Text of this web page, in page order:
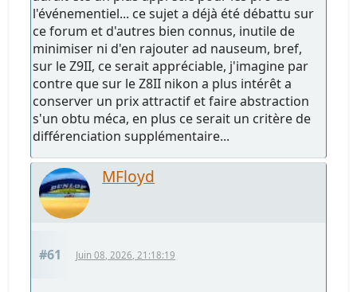
l'événementiel... ce sujet a déjà été débattu sur
ce forum et d'autres bien connus, inutile de
minimiser ni d'en rajouter ad nauseum, bref,
sur le Z9II, ce serait appréciable, j'imagine par
contre que sur le Z8II nikon a plus intérêt a
conserver un prix attractif et faire abstraction
s'un obtu méca, en plus ce serait un critère de
différenciation supplémentaire...
MFloyd
#61 Juin 08, 2026, 21:18:19